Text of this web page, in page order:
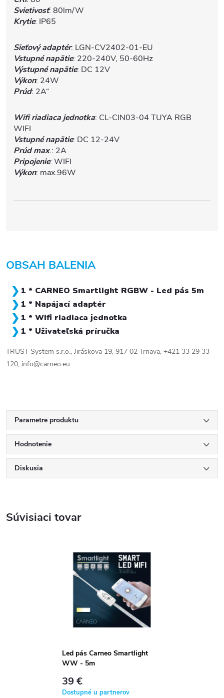
Svietivosť: 80lm/W
Krytie: IP65
Sieťový adaptér: LGN-CV2402-01-EU
Vstupné napätie: 220-240V, 50-60Hz
Výstupné napätie: DC 12V
Výkon: 24W
Prúd: 2A“
Wifi riadiaca jednotka: CL-CIN03-04 TUYA RGB
WIFI
Vstupné napätie: DC 12-24V
Prúd max.: 2A
Pripojenie: WIFI
Výkon: max.96W
OBSAH BALENIA
1 * CARNEO Smartlight RGBW - Led pás 5m
1 * Napájací adaptér
1 * Wifi riadiaca jednotka
1 * Uživateľská príručka
TRUST System s.r.o., Jiráskova 19, 917 02 Trnava, +421 33 29 33
120, info@carneo.eu
Parametre produktu
Hodnotenie
Diskusia
Súvisiaci tovar
Led pás Carneo Smartlight
WW - 5m
39 €
Dostupné u partnerov